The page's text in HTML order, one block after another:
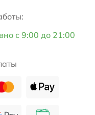
с 9:00 до 21:00